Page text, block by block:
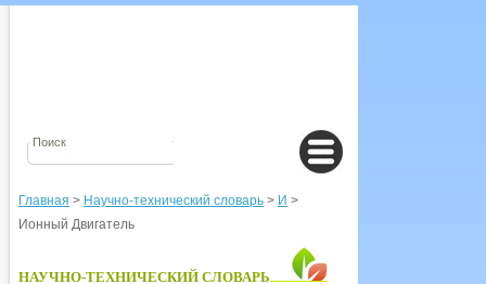
Главная > Научно-технический словарь > И >
Ионный Двигатель
НАУЧНО-ТЕХНИЧЕСКИЙ СЛОВАРЬ